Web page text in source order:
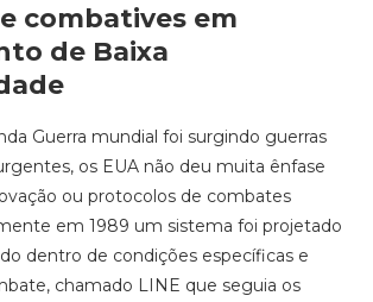
combatives em
de Baixa
Guerra mundial foi surgindo guerras
os EUA não deu muita ênfase
ou protocolos de combates
em 1989 um sistema foi projetado
dentro de condições específicas e
chamado LINE que seguia os